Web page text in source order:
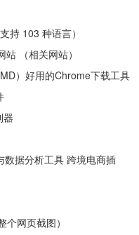
持 103 种语言）
（相关网站）
）好用的Chrome下载工具
器
据分析工具 跨境电商插
网页截图）